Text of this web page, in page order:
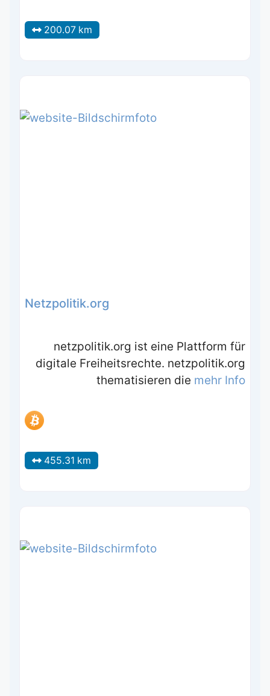
200.07 km
Netzpolitik.org
netzpolitik.org ist eine Plattform für
digitale Freiheitsrechte. netzpolitik.org
thematisieren die mehr Info
455.31 km